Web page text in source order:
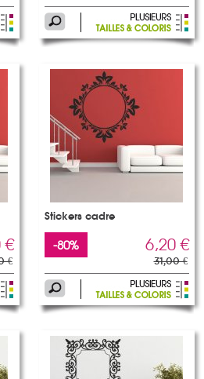
€
€
Stickers cadre
-80% 6,20 €
31,00 €